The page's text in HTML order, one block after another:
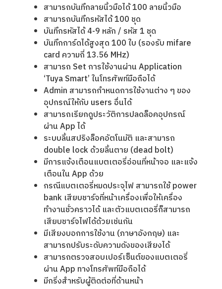
สามารถบันทึกลายนิ้วมือได้ 100 ลายนิ้วมือ
สามารถบันทึกรหัสได้ 100 ชุด
บันทึกรหัสได้ 4-9 หลัก / รหัส 1 ชุด
บันทึกการ์ดได้สูงสุด 100 ใบ (รองรับ mifare
card ความถี่ 13.56 MHz)
สามารถ Set การใช้งานผ่าน Application
‘Tuya Smart’ ในโทรศัพท์มือถือได้
Admin สามารถกำหนดการใช้งานต่าง ๆ ของ
อุปกรณ์ให้กับ users อื่นได้
สามารถเรียกดูประวัติการปลดล็อคอุปกรณ์
ผ่าน App ได้
ระบบลิ้นสปริงล็อคอัตโนมัติ และสามารถ
double lock ด้วยลิ้นตาย (dead bolt)
มีการแจ้งเตือนแบตเตอรี่อ่อนที่หน้าจอ และแจ้ง
เตือนใน App ด้วย
กรณีแบตเตอรี่หมดประจุไฟ สามารถใช้ power
bank เสียบชาร์จที่หน้าเครื่องเพื่อให้เครื่อง
ทำงานชั่วคราวได้ และตัวแบตเตอรี่ก็สามารถ
เสียบชาร์จไฟได้ด้วยเช่นกัน
มีเสียงบอกการใช้งาน (ภาษาอังกฤษ) และ
สามารถปรับระดับความดังของเสียงได้
สามารถตรวจสอบเปอร์เซ็นต์ของแบตเตอรี่
ผ่าน App ทางโทรศัพท์มือถือได้
มีกริ่งสำหรับผู้ติดต่อที่ด้านหน้า